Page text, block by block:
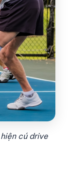
cú drive